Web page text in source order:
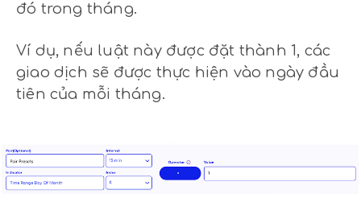
đó trong tháng.
Ví dụ, nếu luật này được đặt thành 1, các
giao dịch sẽ được thực hiện vào ngày đầu
tiên của mỗi tháng.